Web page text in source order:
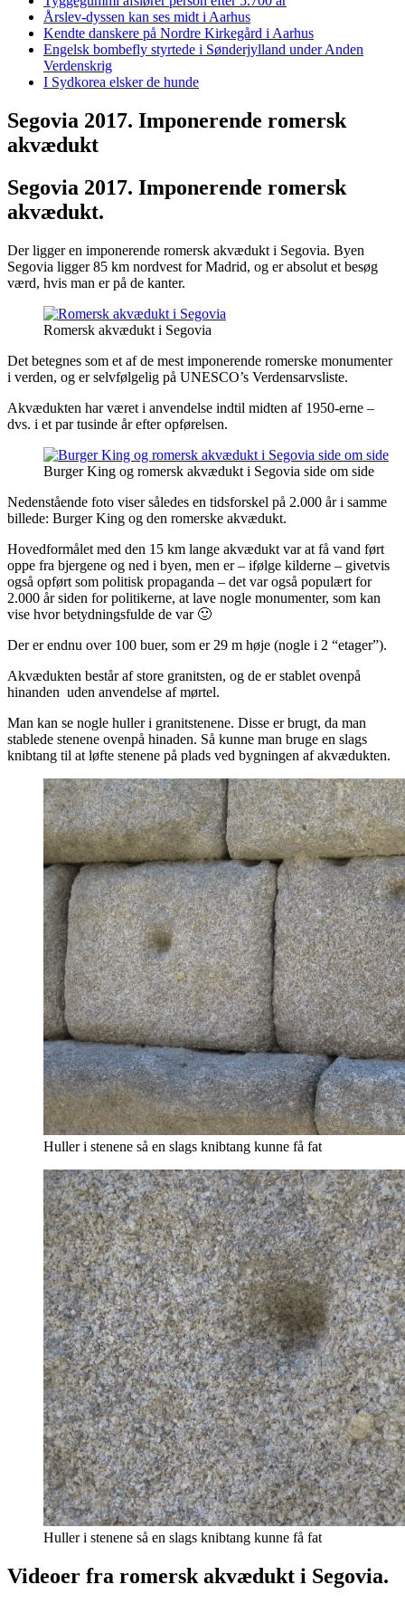
Årslev-dyssen kan ses midt i Aarhus
Kendte danskere på Nordre Kirkegård i Aarhus
Engelsk bombefly styrtede i Sønderjylland under Anden
Verdenskrig
I Sydkorea elsker de hunde
Segovia 2017. Imponerende romersk
akvædukt
Segovia 2017. Imponerende romersk
akvædukt.
Der ligger en imponerende romersk akvædukt i Segovia. Byen
Segovia ligger 85 km nordvest for Madrid, og er absolut et besøg
værd, hvis man er på de kanter.
Romersk akvædukt i Segovia
Det betegnes som et af de mest imponerende romerske monumenter
i verden, og er selvfølgelig på UNESCO’s Verdensarvsliste.
Akvædukten har været i anvendelse indtil midten af 1950-erne –
dvs. i et par tusinde år efter opførelsen.
Burger King og romersk akvædukt i Segovia side om side
Nedenstående foto viser således en tidsforskel på 2.000 år i samme
billede: Burger King og den romerske akvædukt.
Hovedformålet med den 15 km lange akvædukt var at få vand ført
oppe fra bjergene og ned i byen, men er – ifølge kilderne – givetvis
også opført som politisk propaganda – det var også populært for
2.000 år siden for politikerne, at lave nogle monumenter, som kan
vise hvor betydningsfulde de var 🙂
Der er endnu over 100 buer, som er 29 m høje (nogle i 2 “etager”).
Akvædukten består af store granitsten, og de er stablet ovenpå
hinanden uden anvendelse af mørtel.
Man kan se nogle huller i granitstenene. Disse er brugt, da man
stablede stenene ovenpå hinaden. Så kunne man bruge en slags
knibtang til at løfte stenene på plads ved bygningen af akvædukten.
Huller i stenene så en slags knibtang kunne få fat
Huller i stenene så en slags knibtang kunne få fat
Videoer fra romersk akvædukt i Segovia.